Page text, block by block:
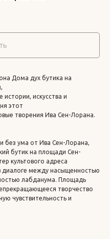
Дома дух бутика на
искусства и
этот
творения Ива Сен-Лорана.
без ума от Ива Сен-Лорана,
бутик на площади Сен-
культового адреса
диалоге между насыщенностью
лабданума. Площадь
творчество
чувствительность и